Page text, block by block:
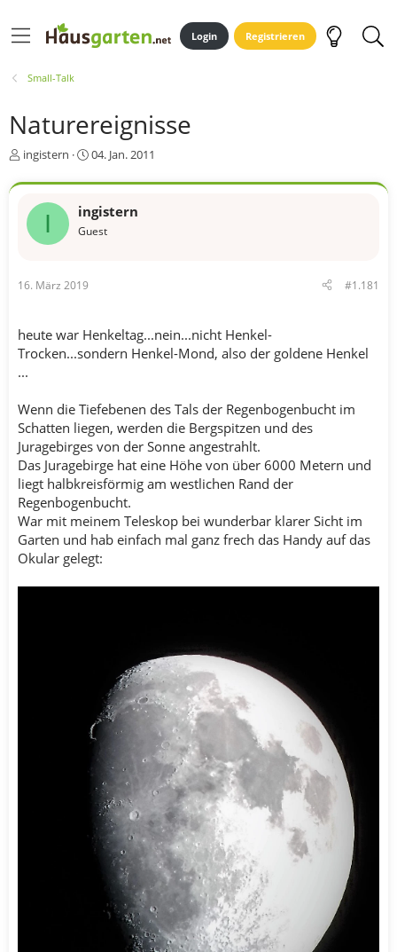
Login Registrieren
Small-Talk
Naturereignisse
E
s
e
r
ingistern
E
s
e
l
04. Jan. 2011
I ingistern
Guest
16. März 2019 #1.181
heute war Henkeltag...nein...nicht Henkel-
Trocken...sondern Henkel-Mond, also der goldene Henkel
...
Wenn die Tiefebenen des Tals der Regenbogenbucht im
Schatten liegen, werden die Bergspitzen und des
Juragebirges von der Sonne angestrahlt.
Das Juragebirge hat eine Höhe von über 6000 Metern und
liegt halbkreisförmig am westlichen Rand der
Regenbogenbucht.
War mit meinem Teleskop bei wunderbar klarer Sicht im
Garten und hab einfach mal ganz frech das Handy auf das
Okular gelegt: